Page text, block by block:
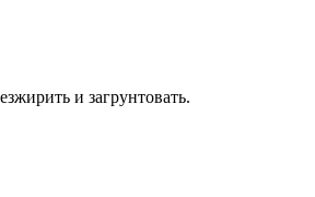
и загрунтовать.